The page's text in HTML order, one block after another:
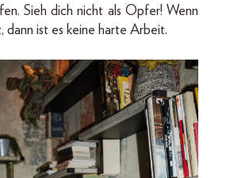
Sieh dich nicht als Opfer! Wenn
dann ist es keine harte Arbeit.